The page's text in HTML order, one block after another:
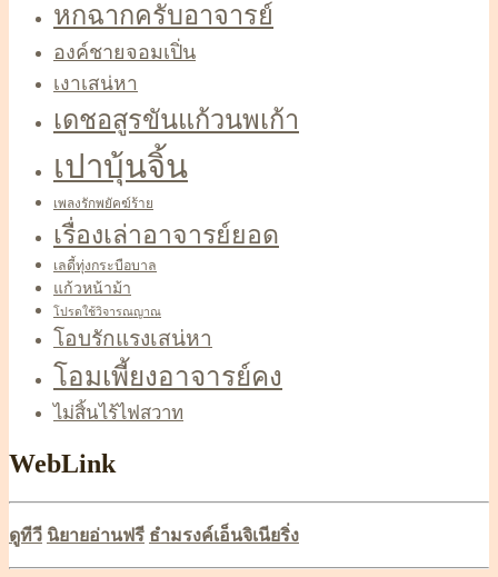
หกฉากครับอาจารย์
องค์ชายจอมเปิ่น
เงาเสน่หา
เดชอสูรขันแก้วนพเก้า
เปาบุ้นจิ้น
เพลงรักพยัคฆ์ร้าย
เรื่องเล่าอาจารย์ยอด
เลดี้ทุ่งกระบือบาล
แก้วหน้าม้า
โปรดใช้วิจารณญาณ
โอบรักแรงเสน่หา
โอมเพี้ยงอาจารย์คง
ไม่สิ้นไร้ไฟสวาท
WebLink
ดูทีวี นิยายอ่านฟรี ธำมรงค์เอ็นจิเนียริ่ง